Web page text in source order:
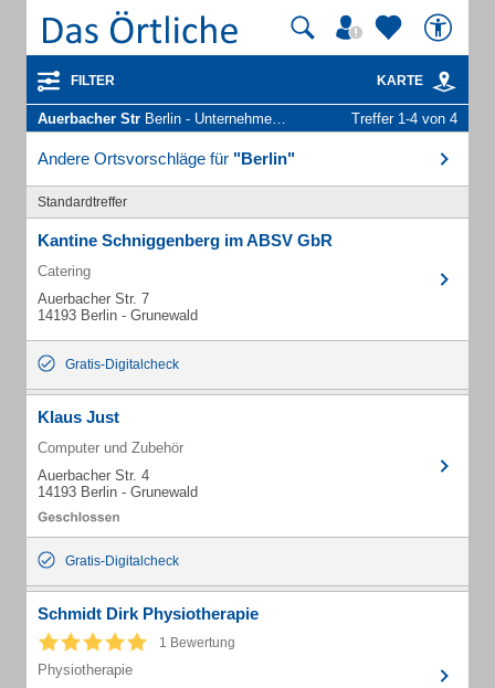
FILTER KARTE
Auerbacher Str Berlin - Unternehmen und Personen Treffer 1-4 von 4
Andere Ortsvorschläge für "Berlin"
Standardtreffer
Kantine Schniggenberg im ABSV GbR
Catering
Auerbacher Str. 7
14193 Berlin - Grunewald
Gratis-Digitalcheck
Klaus Just
Computer und Zubehör
Auerbacher Str. 4
14193 Berlin - Grunewald
Gratis-Digitalcheck
Schmidt Dirk Physiotherapie
1 Bewertung
Physiotherapie